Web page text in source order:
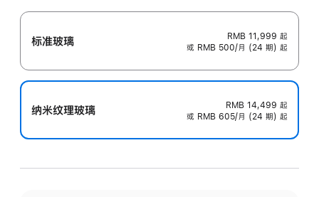
标准玻璃 RMB 11,999 起
或 RMB 500/月 (24 期) 起
纳米纹理玻璃 RMB 14,499 起
或 RMB 605/月 (24 期) 起